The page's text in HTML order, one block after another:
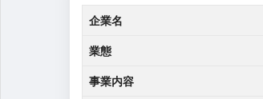
企業名
業態
事業内容